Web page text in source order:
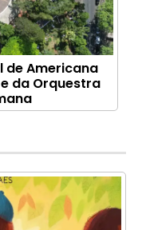
de Americana
da Orquestra